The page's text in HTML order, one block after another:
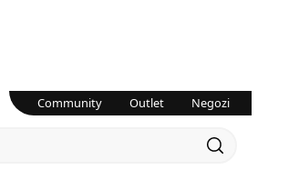
Community Outlet Negozi